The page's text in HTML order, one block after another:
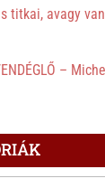
titkai, avagy
–